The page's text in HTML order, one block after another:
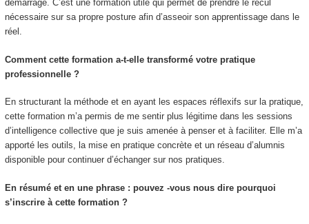
démarrage. C’est une formation utile qui permet de prendre le recul
nécessaire sur sa propre posture afin d’asseoir son apprentissage dans le
réel.
Comment cette formation a-t-elle transformé votre pratique
professionnelle ?
En structurant la méthode et en ayant les espaces réflexifs sur la pratique,
cette formation m’a permis de me sentir plus légitime dans les sessions
d’intelligence collective que je suis amenée à penser et à faciliter. Elle m’a
apporté les outils, la mise en pratique concrète et un réseau d’alumnis
disponible pour continuer d’échanger sur nos pratiques.
En résumé et en une phrase : pouvez -vous nous dire pourquoi
s’inscrire à cette formation ?